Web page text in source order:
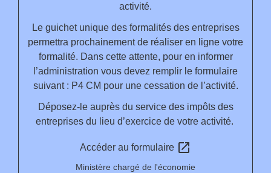
activité.
Le guichet unique des formalités des entreprises
permettra prochainement de réaliser en ligne votre
formalité. Dans cette attente, pour en informer
l’administration vous devez remplir le formulaire
suivant : P4 CM pour une cessation de l’activité.
Déposez-le auprès du service des impôts des
entreprises du lieu d’exercice de votre activité.
Accéder au formulaire open_in_new
Ministère chargé de l'économie